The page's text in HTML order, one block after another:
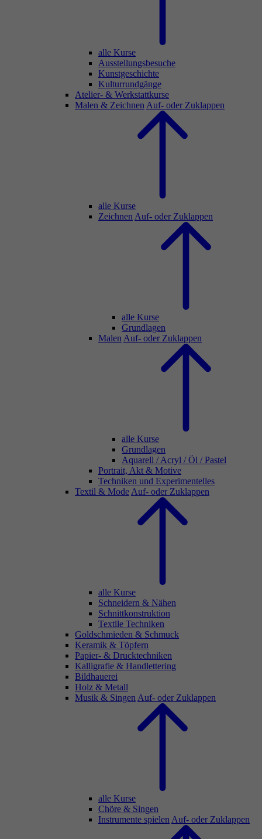
alle Kurse
Ausstellungsbesuche
Kunstgeschichte
Kulturrundgänge
Atelier- & Werkstattkurse
Malen & Zeichnen Auf- oder Zuklappen
alle Kurse
Zeichnen Auf- oder Zuklappen
alle Kurse
Grundlagen
Malen Auf- oder Zuklappen
alle Kurse
Grundlagen
Aquarell / Acryl / Öl / Pastel
Portrait, Akt & Motive
Techniken und Experimentelles
Textil & Mode Auf- oder Zuklappen
alle Kurse
Schneidern & Nähen
Schnittkonstruktion
Textile Techniken
Goldschmieden & Schmuck
Keramik & Töpfern
Papier- & Drucktechniken
Kalligrafie & Handlettering
Bildhauerei
Holz & Metall
Musik & Singen Auf- oder Zuklappen
alle Kurse
Chöre & Singen
Instrumente spielen Auf- oder Zuklappen